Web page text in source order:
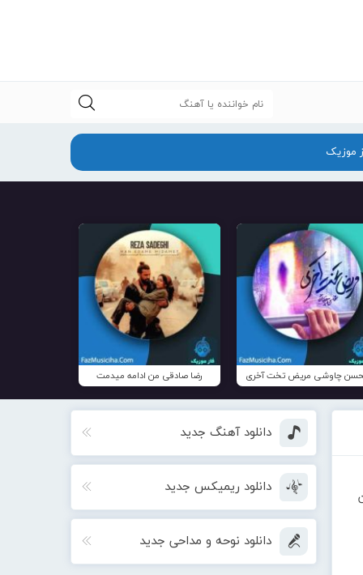
موزیک
چاوشی مریض تخت آخری رضا صادقی من ادامه میدمت
دانلود آهنگ جدید
دانلود ریمیکس جدید
دانلود نوحه و مداحی جدید